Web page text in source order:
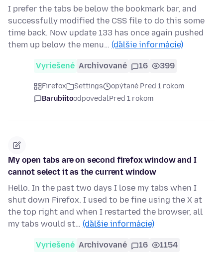
I prefer the tabs be below the bookmark bar, and
successfully modified the CSS file to do this some
time back. Now update 133 has once again pushed
them up below the menu… (ďalšie informácie)
Vyriešené Archivované 16 399
Firefox Settings
opýtané Pred 1 rokom
BarubiitoodpovedalPred 1 rokom
My open tabs are on second firefox window and I
cannot select it as the current window
Hello. In the past two days I lose my tabs when I
shut down Firefox. I used to be fine using the X at
the top right and when I restarted the browser, all
my tabs would st… (ďalšie informácie)
Vyriešené Archivované 16 1154